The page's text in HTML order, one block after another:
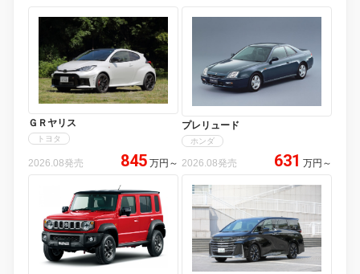
ＧＲヤリス
トヨタ
2026.08発売 845 万円 ～
プレリュード
ホンダ
2026.08発売 631 万円 ～